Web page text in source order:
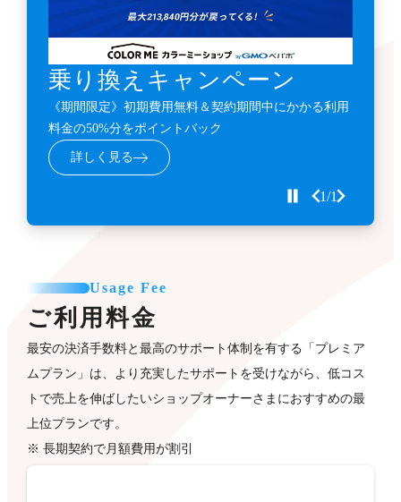
乗り換えキャンペーン
《期間限定》初期費用無料＆契約期間中にかかる利用
料金の50%分をポイントバック
詳しく見る
1/1
Usage Fee
ご利用料金
最安の決済手数料と最高のサポート体制を有する「プレミア
ムプラン」は、より充実したサポートを受けながら、低コス
トで売上を伸ばしたいショップオーナーさまにおすすめの最
上位プランです。
※ 長期契約で月額費用が割引